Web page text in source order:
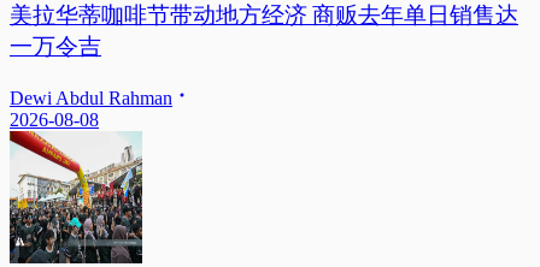
美拉华蒂咖啡节带动地方经济 商贩去年单日销售达
一万令吉
Dewi Abdul Rahman
2026-08-08